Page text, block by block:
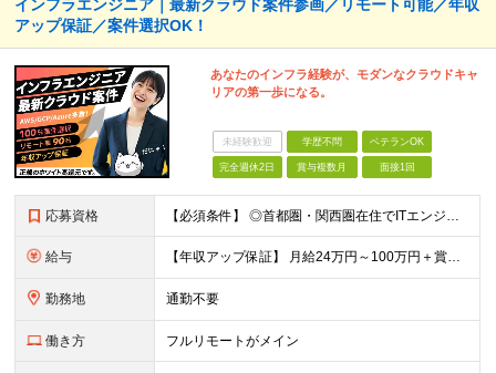
インフラエンジニア｜最新クラウド案件参画／リモート可能／年収
アップ保証／案件選択OK！
あなたのインフラ経験が、モダンなクラウドキャ
リアの第一歩になる。
未経験歓迎 学歴不問 ベテランOK
完全週休2日 賞与複数月 面接1回
応募資格 【必須条件】 ◎⾸都圏・関⻄圏在住でITエンジニアとしての実務経験が3年以上ある⽅（開発・インフラいずれも歓迎） →⾸都圏（東京、神奈川、千葉、埼⽟）、関⻄圏（⼤阪、兵庫、京都）在住のITエンジニア採
給与 【年収アップ保証】 月給24万円～100万円＋賞与（年3回）＋諸手当 ◆想定年収432万円〜1200万円(経験・スキルを考慮し決定) ※年収アップ保証付帯 ◆基本給には⽉20時間分の固定残業代(31,
勤務地 通勤不要
働き方 フルリモートがメイン